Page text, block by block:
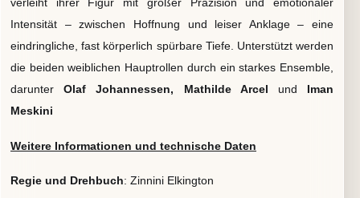
verleiht ihrer Figur mit großer Präzision und emotionaler
Intensität – zwischen Hoffnung und leiser Anklage – eine
eindringliche, fast körperlich spürbare Tiefe. Unterstützt werden
die beiden weiblichen Hauptrollen durch ein starkes Ensemble,
darunterOlaf Johannessen, Mathilde Arcel und Iman
Meskini
Weitere Informationen und technische Daten
Regie und Drehbuch: Zinnini Elkington